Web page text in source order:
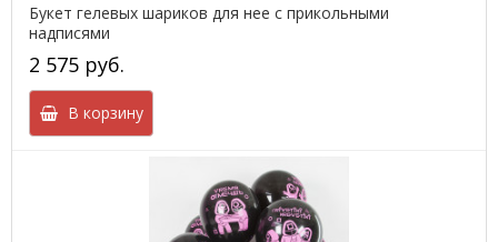
Букет гелевых шариков для нее с прикольными
надписями
2 575 руб.
В корзину